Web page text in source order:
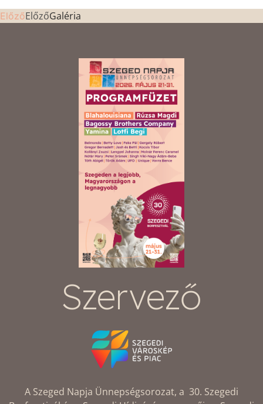
ElőzőElőzőGaléria
Szervező
A Szeged Napja Ünnepségsorozat, a 30. Szegedi